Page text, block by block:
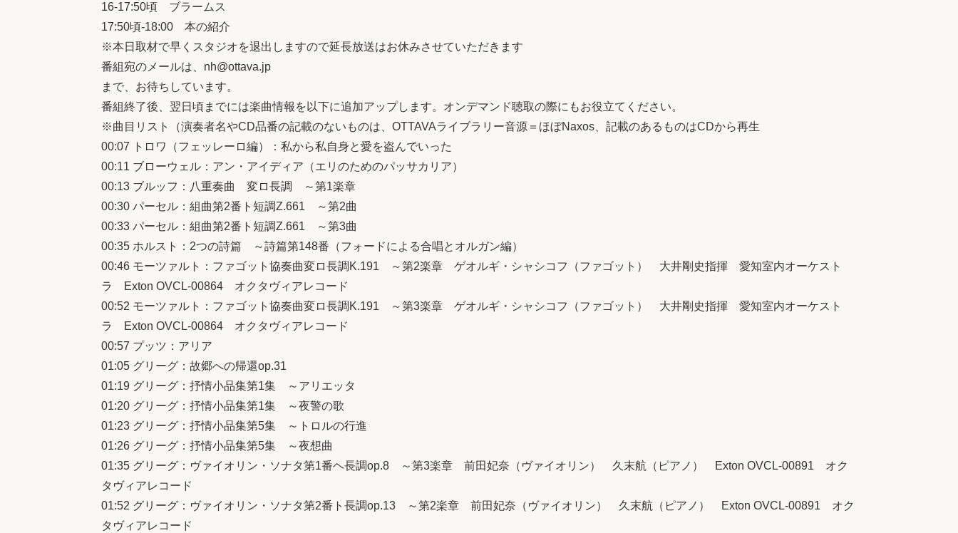
16-17:50頃 ブラームス
17:50頃-18:00 本の紹介
※本日取材で早くスタジオを退出しますので延長放送はお休みさせていただきます
番組宛のメールは、nh@ottava.jp
まで、お待ちしています。
番組終了後、翌日頃までには楽曲情報を以下に追加アップします。オンデマンド聴取の際にもお役立てください。
※曲目リスト（演奏者名やCD品番の記載のないものは、OTTAVAライブラリー音源＝ほぼNaxos、記載のあるものはCDから再生
00:07 トロワ（フェッレーロ編）：私から私自身と愛を盗んでいった
00:11 ブローウェル：アン・アイディア（エリのためのパッサカリア）
00:13 ブルッフ：八重奏曲 変ロ長調 ～第1楽章
00:30 パーセル：組曲第2番ト短調Z.661 ～第2曲
00:33 パーセル：組曲第2番ト短調Z.661 ～第3曲
00:35 ホルスト：2つの詩篇 ～詩篇第148番（フォードによる合唱とオルガン編）
00:46 モーツァルト：ファゴット協奏曲変ロ長調K.191 ～第2楽章 ゲオルギ・シャシコフ（ファゴット） 大井剛史指揮 愛知室内オーケスト
ラ Exton OVCL-00864 オクタヴィアレコード
00:52 モーツァルト：ファゴット協奏曲変ロ長調K.191 ～第3楽章 ゲオルギ・シャシコフ（ファゴット） 大井剛史指揮 愛知室内オーケスト
ラ Exton OVCL-00864 オクタヴィアレコード
00:57 プッツ：アリア
01:05 グリーグ：故郷への帰還op.31
01:19 グリーグ：抒情小品集第1集 ～アリエッタ
01:20 グリーグ：抒情小品集第1集 ～夜警の歌
01:23 グリーグ：抒情小品集第5集 ～トロルの行進
01:26 グリーグ：抒情小品集第5集 ～夜想曲
01:35 グリーグ：ヴァイオリン・ソナタ第1番ヘ長調op.8 ～第3楽章 前田妃奈（ヴァイオリン） 久末航（ピアノ） Exton OVCL-00891 オク
タヴィアレコード
01:52 グリーグ：ヴァイオリン・ソナタ第2番ト長調op.13 ～第2楽章 前田妃奈（ヴァイオリン） 久末航（ピアノ） Exton OVCL-00891 オク
タヴィアレコード